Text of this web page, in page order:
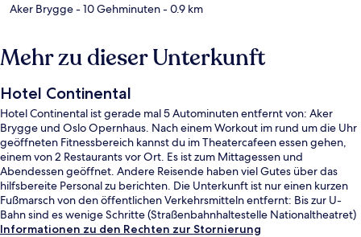
Aker Brygge- 10 Gehminuten- 0.9 km
Mehr zu dieser Unterkunft
Hotel Continental
Hotel Continental ist gerade mal 5 Autominuten entfernt von: Aker
Brygge und Oslo Opernhaus. Nach einem Workout im rund um die Uhr
geöffneten Fitnessbereich kannst du im Theatercafeen essen gehen,
einem von 2 Restaurants vor Ort. Es ist zum Mittagessen und
Abendessen geöffnet. Andere Reisende haben viel Gutes über das
hilfsbereite Personal zu berichten. Die Unterkunft ist nur einen kurzen
Fußmarsch von den öffentlichen Verkehrsmitteln entfernt: Bis zur U-
Bahn sind es wenige Schritte (Straßenbahnhaltestelle Nationaltheatret)
bzw. 6 Minuten (Stadtbahnhaltestelle Slottsparken).
Informationen zu den Rechten zur Stornierung